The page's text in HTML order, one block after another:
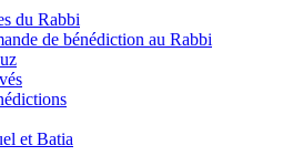
du Rabbi
de bénédiction au Rabbi
et Batia